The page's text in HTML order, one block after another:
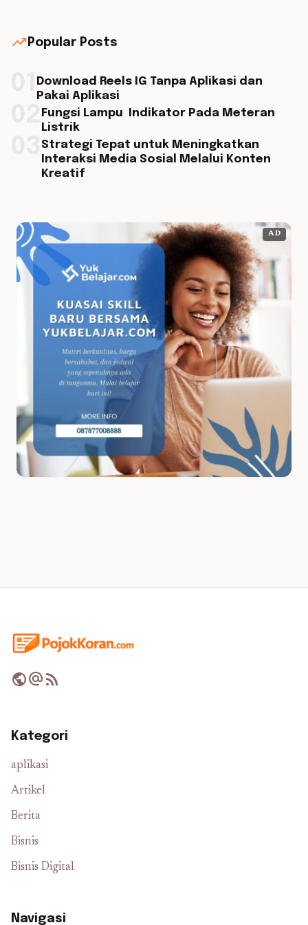
trending_up Popular Posts
Download Reels IG Tanpa Aplikasi dan
Pakai Aplikasi
Fungsi Lampu Indikator Pada Meteran
Listrik
Strategi Tepat untuk Meningkatkan
Interaksi Media Sosial Melalui Konten
Kreatif
AD
publicalternate_emailrss_feed
Kategori
aplikasi
Artikel
Berita
Bisnis
Bisnis Digital
Navigasi